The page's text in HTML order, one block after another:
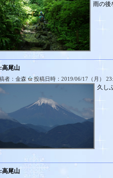
雨の後
高尾山
者：金森 投稿日時：2019/06/17（月）
久し
高尾山